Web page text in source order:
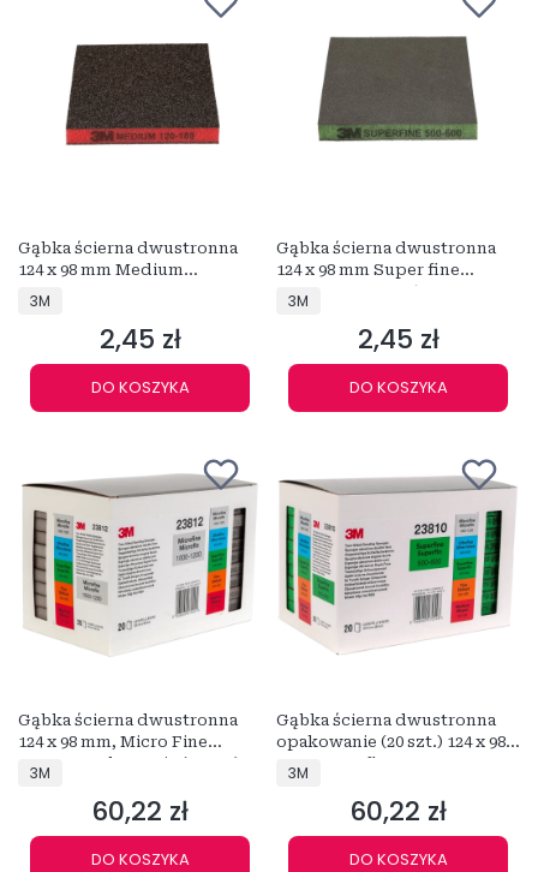
Gąbka ścierna dwustronna
124 x 98 mm Medium
PRODUCENT
3M
Cena
2,45 zł
DO KOSZYKA
Gąbka ścierna dwustronna
124 x 98 mm Super fine
ZIELONA P500-P600
PRODUCENT
3M
Cena
2,45 zł
DO KOSZYKA
Gąbka ścierna dwustronna
124 x 98 mm, Micro Fine
SZARA opakowanie (20szt.)
P1000-P1200
PRODUCENT
3M
Cena
60,22 zł
DO KOSZYKA
Gąbka ścierna dwustronna
opakowanie (20 szt.) 124 x 98
mm Super fine ZIELONA
P500-P600
PRODUCENT
3M
Cena
60,22 zł
DO KOSZYKA